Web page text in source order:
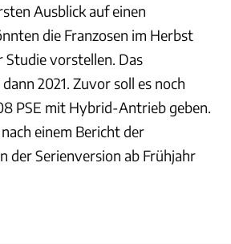
Ausblick auf einen
die Franzosen im Herbst
Studie vorstellen. Das
2021. Zuvor soll es noch
PSE mit Hybrid-Antrieb geben.
einem Bericht der
der Serienversion ab Frühjahr